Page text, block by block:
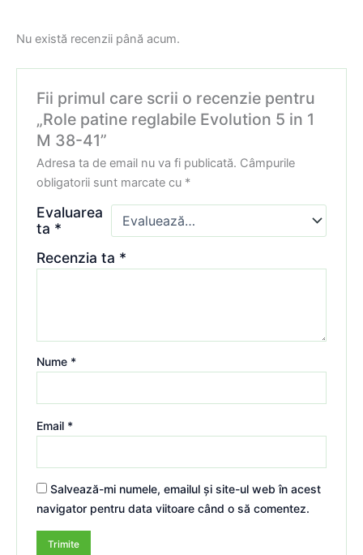
Nu există recenzii până acum.
Fii primul care scrii o recenzie pentru
„Role patine reglabile Evolution 5 in 1
M 38-41”
Adresa ta de email nu va fi publicată. Câmpurile
obligatorii sunt marcate cu *
Evaluarea
ta *
Recenzia ta *
Nume *
Email *
Salvează-mi numele, emailul și site-ul web în acest
navigator pentru data viitoare când o să comentez.